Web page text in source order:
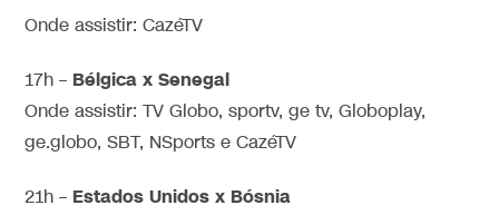
Onde assistir: CazéTV
17h – Bélgica x Senegal
Onde assistir: TV Globo, sportv, ge tv, Globoplay,
ge.globo, SBT, NSports e CazéTV
21h – Estados Unidos x Bósnia